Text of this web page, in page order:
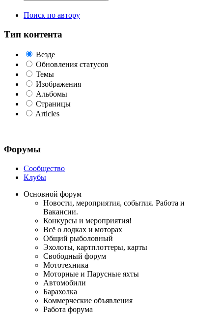
Поиск по автору
Тип контента
Везде
Обновления статусов
Темы
Изображения
Альбомы
Страницы
Articles
Форумы
Сообщество
Клубы
Основной форум
Новости, мероприятия, события. Работа и
Вакансии.
Конкурсы и мероприятия!
Всё о лодках и моторах
Общий рыболовный
Эхолоты, картплоттеры, карты
Свободный форум
Мототехника
Моторные и Парусные яхты
Автомобили
Барахолка
Коммерческие объявления
Работа форума